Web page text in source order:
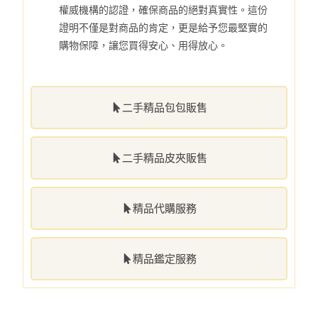
二手精品包包販售
二手精品皮夾販售
精品代購服務
精品鑑定服務
權威機構的認證，確保商品的絕對真實性。這份
證明不僅是對商品的肯定，更是給予您最堅實的
購物保障，讓您買得安心、用得放心。